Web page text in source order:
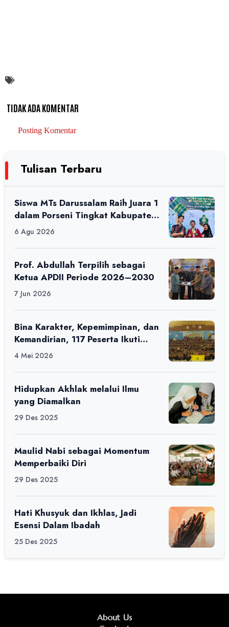
TIDAK ADA KOMENTAR
Posting Komentar
Tulisan Terbaru
Siswa MTs Darussalam Raih Juara 1
dalam Porseni Tingkat Kabupaten
6 Agu 2026
Prof. Abdullah Terpilih sebagai
Ketua APDII Periode 2026–2030
7 Jun 2026
Bina Karakter, Kepemimpinan, dan
Kemandirian, 117 Peserta Ikuti
Alfaro Camp di MAN 1 Darussalam
4 Mei 2026
Hidupkan Akhlak melalui Ilmu
yang Diamalkan
29 Des 2025
Maulid Nabi sebagai Momentum
Memperbaiki Diri
29 Des 2025
Hati Khusyuk dan Ikhlas, Jadi
Esensi Dalam Ibadah
25 Des 2025
About Us